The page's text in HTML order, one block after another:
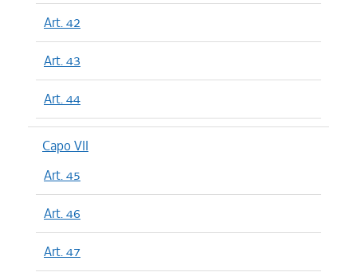
Art. 42
Art. 43
Art. 44
Capo VII
Art. 45
Art. 46
Art. 47